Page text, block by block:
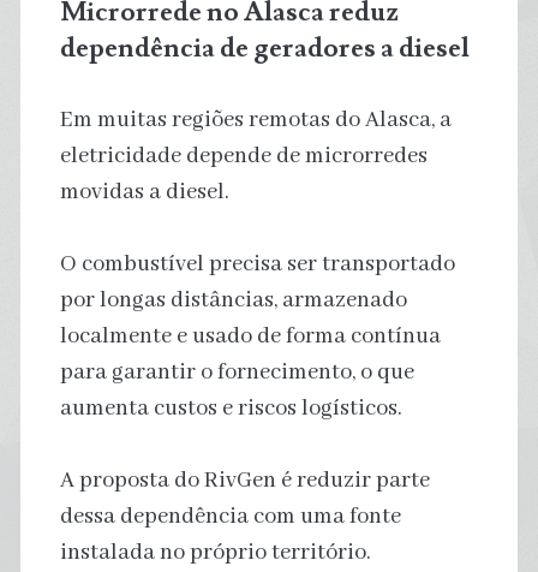
Microrrede no Alasca reduz
dependência de geradores a diesel
Em muitas regiões remotas do Alasca, a
eletricidade depende de microrredes
movidas a diesel.
O combustível precisa ser transportado
por longas distâncias, armazenado
localmente e usado de forma contínua
para garantir o fornecimento, o que
aumenta custos e riscos logísticos.
A proposta do RivGen é reduzir parte
dessa dependência com uma fonte
instalada no próprio território.